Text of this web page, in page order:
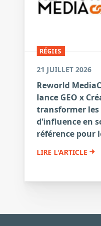
RÉGIES
21 JUILLET 2026
Reworld
lance GEO x
transformer
d’influence en
référence pour
LIRE L'ARTICLE